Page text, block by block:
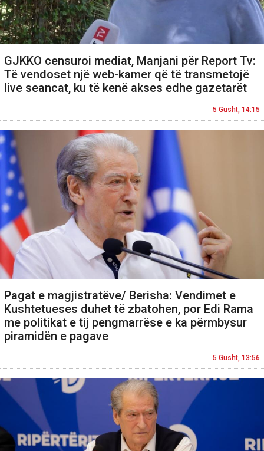
GJKKO censuroi mediat, Manjani për Report Tv:
Të vendoset një web-kamer që të transmetojë
live seancat, ku të kenë akses edhe gazetarët
5 Gusht, 14:15
Pagat e magjistratëve/ Berisha: Vendimet e
Kushtetueses duhet të zbatohen, por Edi Rama
me politikat e tij pengmarrëse e ka përmbysur
piramidën e pagave
5 Gusht, 13:56